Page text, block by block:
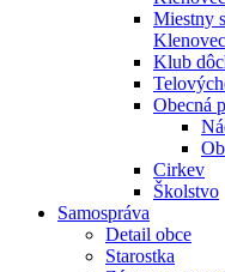
Miestny
Klenovec
Klub
Obecná
Cirkev
Školstvo
Samospráva
Detail obce
Starostka